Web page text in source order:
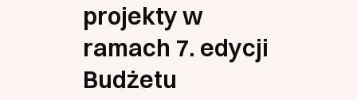
projekty w
ramach 7. edycji
Budżetu